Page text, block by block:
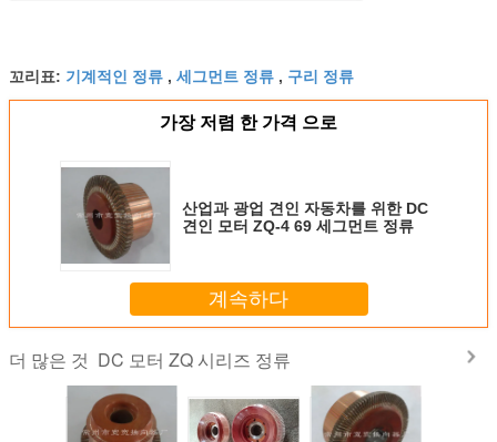
꼬리표: 기계적인 정류 , 세그먼트 정류 , 구리 정류
가장 저렴 한 가격 으로
산업과 광업 견인 자동차를 위한 DC
견인 모터 ZQ-4 69 세그먼트 정류
계속하다
더 많은 것 DC 모터 ZQ 시리즈 정류